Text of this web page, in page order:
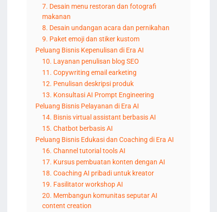
7. Desain menu restoran dan fotografi
makanan
8. Desain undangan acara dan pernikahan
9. Paket emoji dan stiker kustom
Peluang Bisnis Kepenulisan di Era AI
10. Layanan penulisan blog SEO
11. Copywriting email earketing
12. Penulisan deskripsi produk
13. Konsultasi AI Prompt Engineering
Peluang Bisnis Pelayanan di Era AI
14. Bisnis virtual assistant berbasis AI
15. Chatbot berbasis AI
Peluang Bisnis Edukasi dan Coaching di Era AI
16. Channel tutorial tools AI
17. Kursus pembuatan konten dengan AI
18. Coaching AI pribadi untuk kreator
19. Fasilitator workshop AI
20. Membangun komunitas seputar AI
content creation